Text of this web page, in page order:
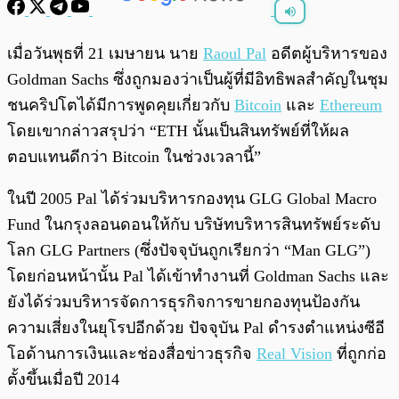
พร้อมเล่น 0:00 /
เมื่อวันพุธที่ 21 เมษายน นาย Raoul Pal อดีตผู้บริหารของ
Goldman Sachs ซึ่งถูกมองว่าเป็นผู้ที่มีอิทธิพลสำคัญในชุม
ชนคริปโตได้มีการพูดคุยเกี่ยวกับ Bitcoin และ Ethereum
โดยเขากล่าวสรุปว่า “ETH นั้นเป็นสินทรัพย์ที่ให้ผล
ตอบแทนดีกว่า Bitcoin ในช่วงเวลานี้”
ในปี 2005 Pal ได้ร่วมบริหารกองทุน GLG Global Macro
Fund ในกรุงลอนดอนให้กับ บริษัทบริหารสินทรัพย์ระดับ
โลก GLG Partners (ซึ่งปัจจุบันถูกเรียกว่า “Man GLG”)
โดยก่อนหน้านั้น Pal ได้เข้าทำงานที่ Goldman Sachs และ
ยังได้ร่วมบริหารจัดการธุรกิจการขายกองทุนป้องกัน
ความเสี่ยงในยุโรปอีกด้วย ปัจจุบัน Pal ดำรงตำแหน่งซีอี
โอด้านการเงินและช่องสื่อข่าวธุรกิจ Real Vision ที่ถูกก่อ
ตั้งขึ้นเมื่อปี 2014